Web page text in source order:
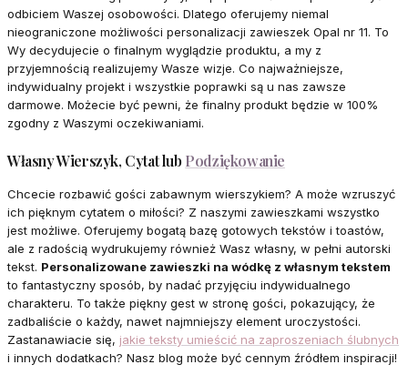
odbiciem Waszej osobowości. Dlatego oferujemy niemal
nieograniczone możliwości personalizacji zawieszek Opal nr 11. To
Wy decydujecie o finalnym wyglądzie produktu, a my z
przyjemnością realizujemy Wasze wizje. Co najważniejsze,
indywidualny projekt i wszystkie poprawki są u nas zawsze
darmowe. Możecie być pewni, że finalny produkt będzie w 100%
zgodny z Waszymi oczekiwaniami.
Własny Wierszyk, Cytat lubPodziękowanie
Chcecie rozbawić gości zabawnym wierszykiem? A może wzruszyć
ich pięknym cytatem o miłości? Z naszymi zawieszkami wszystko
jest możliwe. Oferujemy bogatą bazę gotowych tekstów i toastów,
ale z radością wydrukujemy również Wasz własny, w pełni autorski
tekst. Personalizowane zawieszki na wódkę z własnym tekstem
to fantastyczny sposób, by nadać przyjęciu indywidualnego
charakteru. To także piękny gest w stronę gości, pokazujący, że
zadbaliście o każdy, nawet najmniejszy element uroczystości.
Zastanawiacie się, jakie teksty umieścić na zaproszeniach ślubnych
i innych dodatkach? Nasz blog może być cennym źródłem inspiracji!